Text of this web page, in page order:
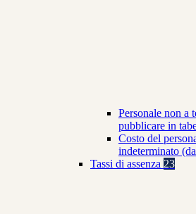
Personale non a
pubblicare in
Costo del
indeterminato
Tassi di assenza 23